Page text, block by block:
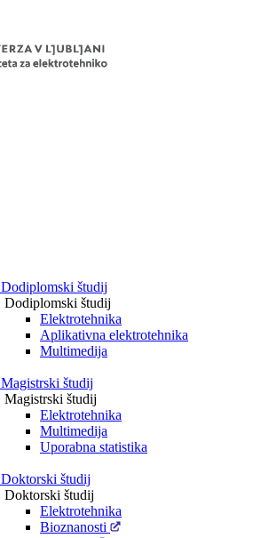
Dodiplomski študij
Dodiplomski študij
Elektrotehnika
Aplikativna elektrotehnika
Multimedija
Magistrski študij
Magistrski študij
Elektrotehnika
Multimedija
Uporabna statistika
Doktorski študij
Doktorski študij
Elektrotehnika
Bioznanosti